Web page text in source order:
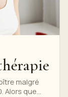
malgré
Alors que